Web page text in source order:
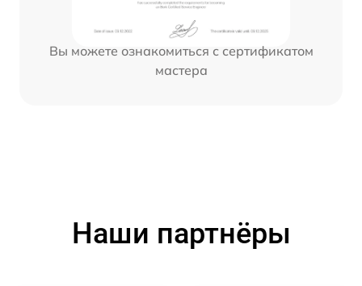
Вы можете ознакомиться с сертификатом
мастера
Наши партнёры